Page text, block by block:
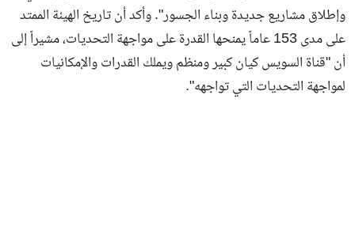
وإطلاق مشاريع جديدة وبناء الجسور". وأكد أن تاريخ الهيئة الممتد
على مدى 153 عاماً يمنحها القدرة على مواجهة التحديات، مشيراً إلى
أن "قناة السويس كيان كبير ومنظم ويملك القدرات والإمكانيات
لمواجهة التحديات التي تواجهه".